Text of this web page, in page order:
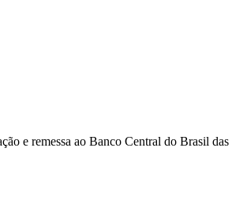
e remessa ao Banco Central do Brasil das